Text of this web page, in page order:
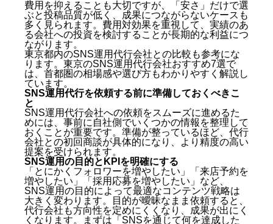
費用を抑えることも大切ですが、「安さ」だけで選
ぶと投稿品質が低く、成果につながらないケースも
多く見られます。費用対効果を重視して、実績のあ
る会社への投資を検討することが長期的な利益につ
ながります。
東京都内のSNS運用代行会社との比較も参考にな
ります。 東京のSNS運用代行会社おすすめ7選で
は、首都圏の相場感や選び方もわかりやすく解説し
ています。
SNS運用代行を依頼する前に準備しておくべきこ
と
SNS運用代行会社への依頼をスムーズに進めるた
めには、事前に自社側でいくつかの情報を整理して
おくことが重要です。準備が整っているほど、代行
会社との初回商談が具体的になり、より精度の高い
提案を受けられます。
SNS運用の目的とKPIを明確にする
「とにかくフォロワーを増やしたい」「来店予約を
増やしたい」「採用応募を増やしたい」など、
SNS運用の目的によって最適なコンテンツ戦略は
大きく変わります。目的が曖昧なまま依頼すると、
代行会社も方向性を定めにくくなり、成果が出にく
くなります。まずは「SNSを通じて何を達成した